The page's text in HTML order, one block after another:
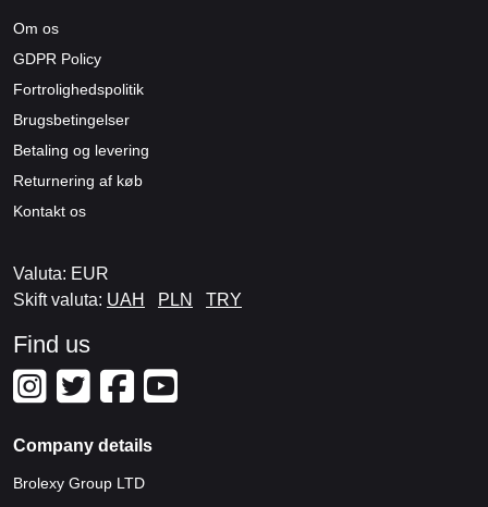
Om os
GDPR Policy
Fortrolighedspolitik
Brugsbetingelser
Betaling og levering
Returnering af køb
Kontakt os
Valuta: EUR
Skift valuta: UAH PLN TRY
Find us
Company details
Brolexy Group LTD